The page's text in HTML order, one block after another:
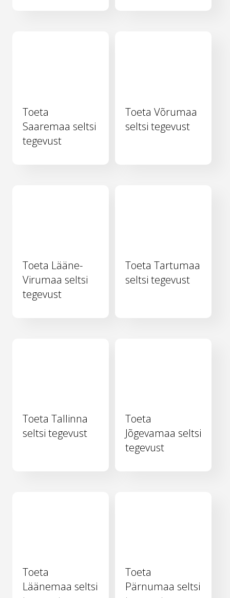
Toeta
Saaremaa seltsi
tegevust
Toeta Võrumaa
seltsi tegevust
Toeta Lääne-
Virumaa seltsi
tegevust
Toeta Tartumaa
seltsi tegevust
Toeta Tallinna
seltsi tegevust
Toeta
Jõgevamaa seltsi
tegevust
Toeta
Läänemaa seltsi
Toeta
Pärnumaa seltsi